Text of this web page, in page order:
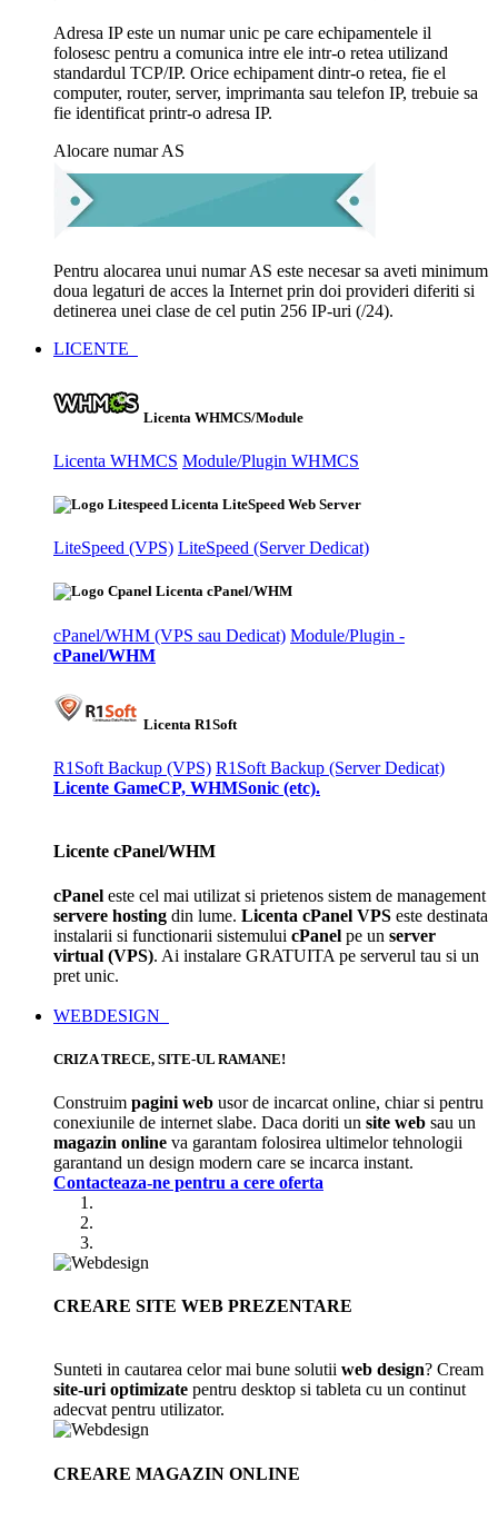
Adresa IP este un numar unic pe care echipamentele il
folosesc pentru a comunica intre ele intr-o retea utilizand
standardul TCP/IP. Orice echipament dintr-o retea, fie el
computer, router, server, imprimanta sau telefon IP, trebuie sa
fie identificat printr-o adresa IP.
Alocare numar AS
Pentru alocarea unui numar AS este necesar sa aveti minimum
doua legaturi de acces la Internet prin doi provideri diferiti si
detinerea unei clase de cel putin 256 IP-uri (/24).
LICENTE
Licenta WHMCS/Module
Licenta WHMCS Module/Plugin WHMCS
Licenta LiteSpeed Web Server
LiteSpeed (VPS) LiteSpeed (Server Dedicat)
Licenta cPanel/WHM
cPanel/WHM (VPS sau Dedicat) Module/Plugin -
cPanel/WHM
Licenta R1Soft
R1Soft Backup (VPS) R1Soft Backup (Server Dedicat)
Licente GameCP, WHMSonic (etc).
Licente cPanel/WHM
cPanel este cel mai utilizat si prietenos sistem de management
servere hosting din lume. Licenta cPanel VPS este destinata
instalarii si functionarii sistemului cPanel pe un server
virtual (VPS). Ai instalare GRATUITA pe serverul tau si un
pret unic.
WEBDESIGN
CRIZA TRECE, SITE-UL RAMANE!
Construim pagini web usor de incarcat online, chiar si pentru
conexiunile de internet slabe. Daca doriti un site web sau un
magazin online va garantam folosirea ultimelor tehnologii
garantand un design modern care se incarca instant.
Contacteaza-ne pentru a cere oferta
CREARE SITE WEB PREZENTARE
Sunteti in cautarea celor mai bune solutii web design? Cream
site-uri optimizate pentru desktop si tableta cu un continut
adecvat pentru utilizator.
CREARE MAGAZIN ONLINE